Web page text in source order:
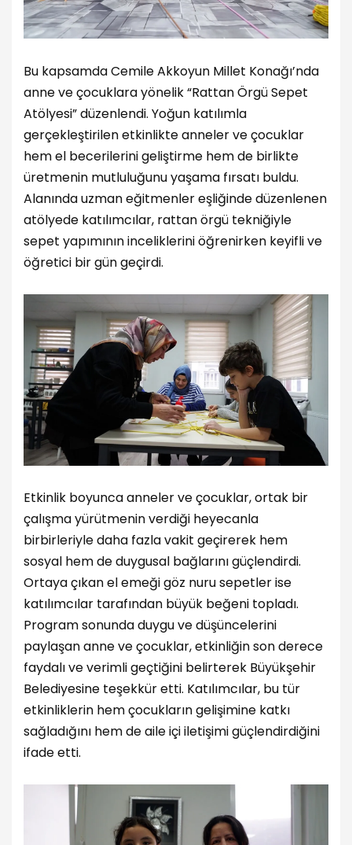
Bu kapsamda Cemile Akkoyun Millet Konağı’nda
anne ve çocuklara yönelik “Rattan Örgü Sepet
Atölyesi” düzenlendi. Yoğun katılımla
gerçekleştirilen etkinlikte anneler ve çocuklar
hem el becerilerini geliştirme hem de birlikte
üretmenin mutluluğunu yaşama fırsatı buldu.
Alanında uzman eğitmenler eşliğinde düzenlenen
atölyede katılımcılar, rattan örgü tekniğiyle
sepet yapımının inceliklerini öğrenirken keyifli ve
öğretici bir gün geçirdi.
Etkinlik boyunca anneler ve çocuklar, ortak bir
çalışma yürütmenin verdiği heyecanla
birbirleriyle daha fazla vakit geçirerek hem
sosyal hem de duygusal bağlarını güçlendirdi.
Ortaya çıkan el emeği göz nuru sepetler ise
katılımcılar tarafından büyük beğeni topladı.
Program sonunda duygu ve düşüncelerini
paylaşan anne ve çocuklar, etkinliğin son derece
faydalı ve verimli geçtiğini belirterek Büyükşehir
Belediyesine teşekkür etti. Katılımcılar, bu tür
etkinliklerin hem çocukların gelişimine katkı
sağladığını hem de aile içi iletişimi güçlendirdiğini
ifade etti.